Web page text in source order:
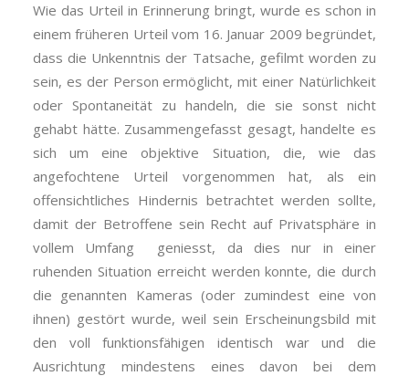
Wie das Urteil in Erinnerung bringt, wurde es schon in
einem früheren Urteil vom 16. Januar 2009 begründet,
dass die Unkenntnis der Tatsache, gefilmt worden zu
sein, es der Person ermöglicht, mit einer Natürlichkeit
oder Spontaneität zu handeln, die sie sonst nicht
gehabt hätte. Zusammengefasst gesagt, handelte es
sich um eine objektive Situation, die, wie das
angefochtene Urteil vorgenommen hat, als ein
offensichtliches Hindernis betrachtet werden sollte,
damit der Betroffene sein Recht auf Privatsphäre in
vollem Umfang geniesst, da dies nur in einer
ruhenden Situation erreicht werden konnte, die durch
die genannten Kameras (oder zumindest eine von
ihnen) gestört wurde, weil sein Erscheinungsbild mit
den voll funktionsfähigen identisch war und die
Ausrichtung mindestens eines davon bei dem